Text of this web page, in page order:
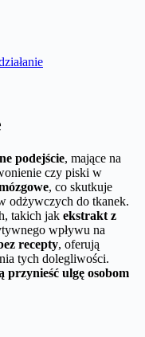
podejście, mające na
czy piski w
, co skutkuje
odżywczych do tkanek.
takich jak ekstrakt z
wpływu na
recepty, oferują
tych dolegliwości.
ulgę osobom